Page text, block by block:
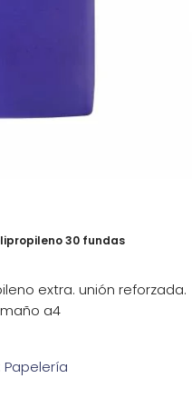
30 fundas
extra. unión reforzada.
a4
Papelería